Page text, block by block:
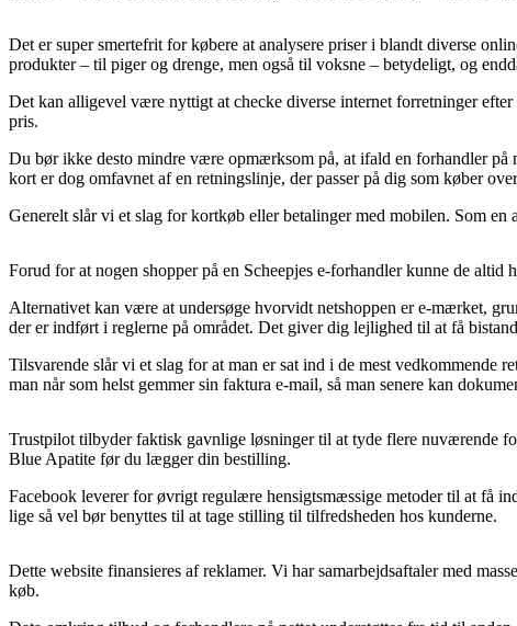
Det er super smertefrit for købere at analysere priser i blandt diverse
produkter – til piger og drenge, men også til voksne – betydeligt, og
Det kan alligevel være nyttigt at checke diverse internet forretninger
pris.
Du bør ikke desto mindre være opmærksom på, at ifald en forhandler på
kort er dog omfavnet af en retningslinje, der passer på dig som køber
Generelt slår vi et slag for kortkøb eller betalinger med mobilen. Som
Forud for at nogen shopper på en Scheepjes e-forhandler kunne de
Alternativet kan være at undersøge hvorvidt netshoppen er e-mærket,
der er indført i reglerne på området. Det giver dig lejlighed til at få
Tilsvarende slår vi et slag for at man er sat ind i de mest
man når som helst gemmer sin faktura e-mail, så man senere kan
Trustpilot tilbyder faktisk gavnlige løsninger til at tyde flere nuværende
Blue Apatite før du lægger din bestilling.
Facebook leverer for øvrigt regulære hensigtsmæssige metoder til at få
lige så vel bør benyttes til at tage stilling til tilfredsheden hos kunderne.
Dette website finansieres af reklamer. Vi har samarbejdsaftaler med
køb.